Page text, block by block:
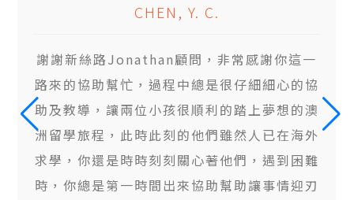
CHEN, Y. C.
謝謝新絲路Jonathan顧問，非常感謝你這一
路來的協助幫忙，過程中總是很仔細細心的協
助及教導，讓兩位小孩很順利的踏上夢想的澳
洲留學旅程，此時此刻的他們雖然人已在海外
求學，你還是時時刻刻關心著他們，遇到困難
時，你總是第一時間出來協助幫助讓事情迎刃